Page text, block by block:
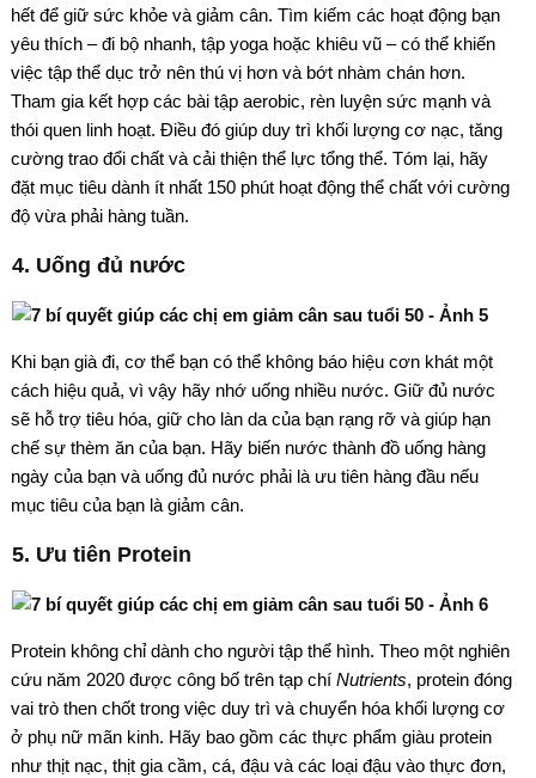
hết để giữ sức khỏe và giảm cân. Tìm kiếm các hoạt động bạn
yêu thích – đi bộ nhanh, tập yoga hoặc khiêu vũ – có thể khiến
việc tập thể dục trở nên thú vị hơn và bớt nhàm chán hơn.
Tham gia kết hợp các bài tập aerobic, rèn luyện sức mạnh và
thói quen linh hoạt. Điều đó giúp duy trì khối lượng cơ nạc, tăng
cường trao đổi chất và cải thiện thể lực tổng thể. Tóm lại, hãy
đặt mục tiêu dành ít nhất 150 phút hoạt động thể chất với cường
độ vừa phải hàng tuần.
4. Uống đủ nước
Khi bạn già đi, cơ thể bạn có thể không báo hiệu cơn khát một
cách hiệu quả, vì vậy hãy nhớ uống nhiều nước. Giữ đủ nước
sẽ hỗ trợ tiêu hóa, giữ cho làn da của bạn rạng rỡ và giúp hạn
chế sự thèm ăn của bạn. Hãy biến nước thành đồ uống hàng
ngày của bạn và uống đủ nước phải là ưu tiên hàng đầu nếu
mục tiêu của bạn là giảm cân.
5. Ưu tiên Protein
Protein không chỉ dành cho người tập thể hình. Theo một nghiên
cứu năm 2020 được công bố trên tạp chí Nutrients, protein đóng
vai trò then chốt trong việc duy trì và chuyển hóa khối lượng cơ
ở phụ nữ mãn kinh. Hãy bao gồm các thực phẩm giàu protein
như thịt nạc, thịt gia cầm, cá, đậu và các loại đậu vào thực đơn,